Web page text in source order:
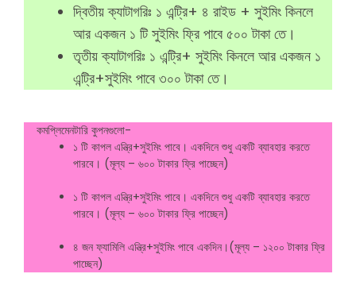
দ্বিতীয় ক্যাটাগরিঃ ১ এন্ট্রি+ ৪ রাইড + সুইমিং কিনলে
আর একজন ১ টি সুইমিং ফ্রি পাবে ৫০০ টাকা তে।
তৃতীয় ক্যাটাগরিঃ ১ এন্ট্রি+ সুইমিং কিনলে আর একজন ১
এন্ট্রি+সুইমিং পাবে ৩০০ টাকা তে।
কমপ্লিমেনটারি কুপনগুলো-
১ টি কাপল এন্ত্রি+সুইমিং পাবে। একদিনে শুধু একটি ব্যাবহার করতে
পারবে। (মূল্য – ৬০০ টাকার ফ্রি পাচ্ছেন)
১ টি কাপল এন্ত্রি+সুইমিং পাবে। একদিনে শুধু একটি ব্যাবহার করতে
পারবে। (মূল্য – ৬০০ টাকার ফ্রি পাচ্ছেন)
৪ জন ফ্যামিলি এন্ত্রি+সুইমিং পাবে একদিন।(মূল্য – ১২০০ টাকার ফ্রি
পাচ্ছেন)